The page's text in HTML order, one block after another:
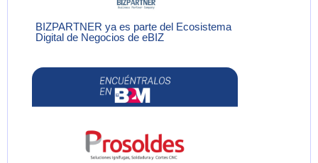
BIZPARTNER ya es parte del Ecosistema
Digital de Negocios de eBIZ